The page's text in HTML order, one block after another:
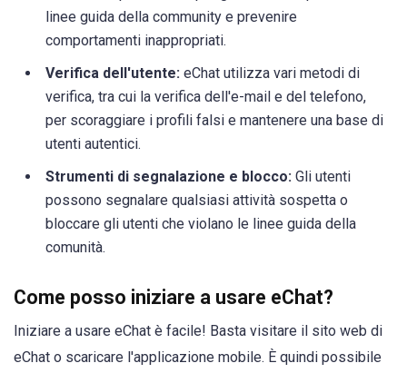
linee guida della community e prevenire
comportamenti inappropriati.
Verifica dell'utente: eChat utilizza vari metodi di
verifica, tra cui la verifica dell'e-mail e del telefono,
per scoraggiare i profili falsi e mantenere una base di
utenti autentici.
Strumenti di segnalazione e blocco: Gli utenti
possono segnalare qualsiasi attività sospetta o
bloccare gli utenti che violano le linee guida della
comunità.
Come posso iniziare a usare eChat?
Iniziare a usare eChat è facile! Basta visitare il sito web di
eChat o scaricare l'applicazione mobile. È quindi possibile